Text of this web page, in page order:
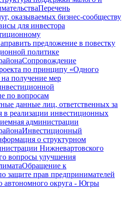
Перечень
оказываемых бизнес-сообществу
для инвестора
предложение в повестку
политике
Сопровождение
по принципу «Одного
на получение мер
по вопросам
данные лиц, ответственных за
в реализации инвестиционных
администрации
Инвестиционный
о структурном
Нижневартовского
вопросы улучшения
Обращение к
защите прав предпринимателей
автономного округа - Югры